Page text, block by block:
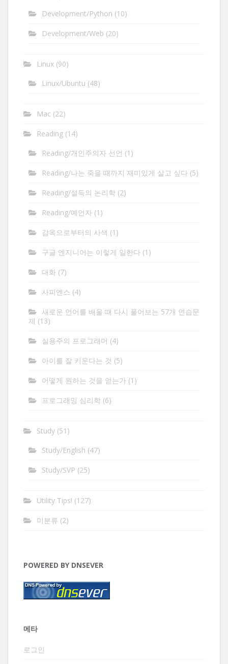
Development/Python (10)
Development/Web (20)
Linux (90)
Linux/Ubuntu (48)
Mac (22)
Reading (14)
Reading/개인주의자 선언 (1)
Reading/나는 죽을 때까지 재미있게 살고 싶다 (5)
Reading/설득의 논리학 (2)
Reading/예언자 (1)
감옥으로부터의 사색 (1)
구글 엔지니어는 이렇게 일한다 (1)
대화 (7)
사피엔스 (4)
새로운 언어를 배울 때 다시 풀어보는 57개 연습문
제 (13)
실용주의 프로그래머 (4)
아이를 잘 키운다는 것 (5)
어떻게 원하는 것을 얻는가 (1)
프로그래밍 심리학 (6)
Study (51)
Study/English (47)
Study/SVP (25)
Utility Tips! (127)
미분류 (2)
POWERED BY DNSEVER
메타
로그인